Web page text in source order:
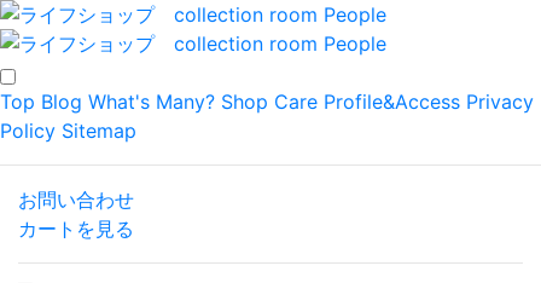
Top Blog What's Many? Shop Care Profile&Access Privacy
Policy Sitemap
お問い合わせ
カートを見る